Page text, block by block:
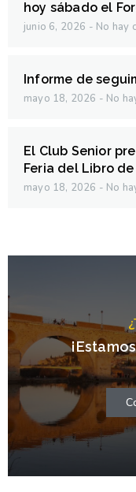
hoy sábado el
junio 6, 2026 No hay
Informe de
mayo 18, 2026 No
El Club Senior
Feria del Libro
mayo 18, 2026 No